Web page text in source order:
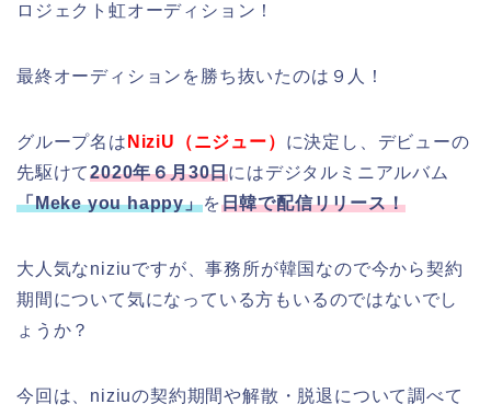
ロジェクト虹オーディション！
最終オーディションを勝ち抜いたのは９人！
グループ名は NiziU（ニジュー） に決定し、デビューの
先駆けて2020年６月30日にはデジタルミニアルバム
「Meke you happy」を日韓で配信リリース！
大人気なniziuですが、事務所が韓国なので今から契約
期間について気になっている方もいるのではないでし
ょうか？
今回は、niziuの契約期間や解散・脱退について調べて